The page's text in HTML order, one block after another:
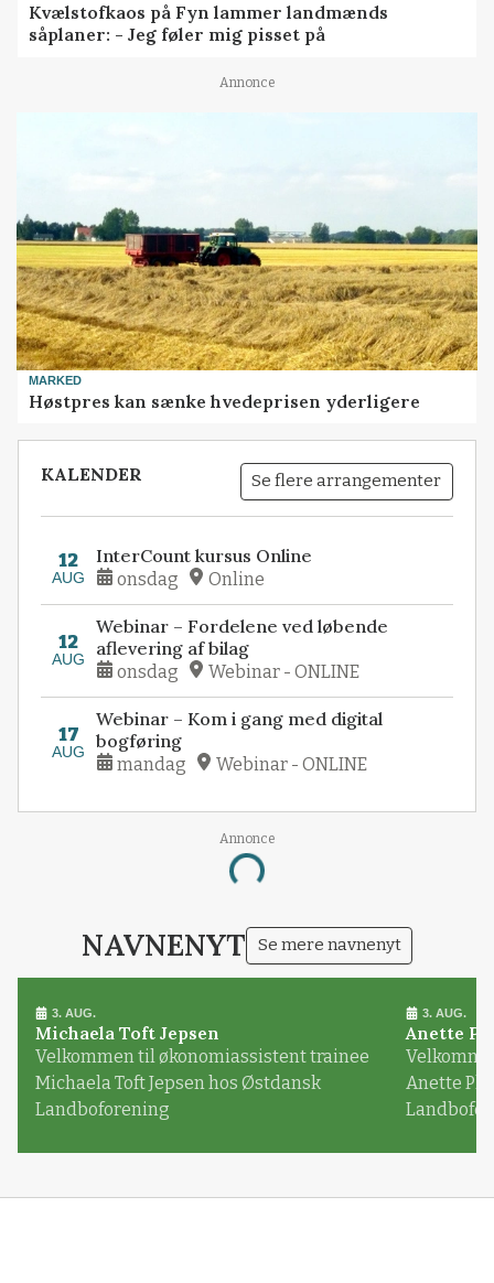
Kvælstofkaos på Fyn lammer landmænds
såplaner: - Jeg føler mig pisset på
Annonce
MARKED
Høstpres kan sænke hvedeprisen yderligere
KALENDER Se flere arrangementer
12
AUG
InterCount kursus Online
onsdag Online
12
AUG
Webinar – Fordelene ved løbende
aflevering af bilag
onsdag Webinar - ONLINE
17
AUG
Webinar – Kom i gang med digital
bogføring
mandag Webinar - ONLINE
Annonce
Loading...
NAVNENYT Se mere navnenyt
3. AUG.
Michaela Toft Jepsen
Velkommen til økonomiassistent trainee
Michaela Toft Jepsen hos Østdansk
Landboforening
3. AUG.
Anette
Anette